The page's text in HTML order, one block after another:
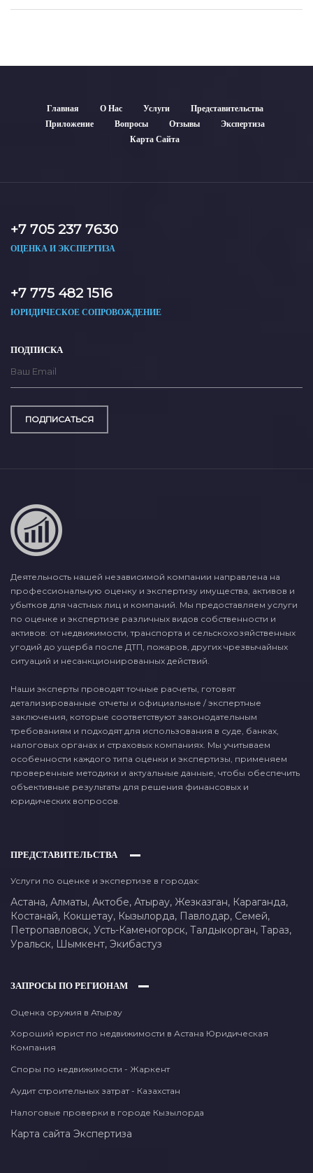
Главная О Нас Услуги
Представительства
Приложение
Вопросы Отзывы
Экспертиза
Карта Сайта
+7 705 237 7630
ОЦЕНКА И ЭКСПЕРТИЗА
+7 775 482 1516
ЮРИДИЧЕСКОЕ СОПРОВОЖДЕНИЕ
ПОДПИСКА
ПОДПИСАТЬСЯ
Деятельность нашей независимой компании направлена на
профессиональную оценку и экспертизу имущества, активов и
убытков для частных лиц и компаний. Мы предоставляем услуги
по оценке и экспертизе различных видов собственности и
активов: от недвижимости, транспорта и сельскохозяйственных
угодий до ущерба после ДТП, пожаров, других чрезвычайных
ситуаций и несанкционированных действий.
Наши эксперты проводят точные расчеты, готовят
детализированные отчеты и официальные / экспертные
заключения, которые соответствуют законодательным
требованиям и подходят для использования в суде, банках,
налоговых органах и страховых компаниях. Мы учитываем
особенности каждого типа оценки и экспертизы, применяем
проверенные методики и актуальные данные, чтобы обеспечить
объективные результаты для решения финансовых и
юридических вопросов.
ПРЕДСТАВИТЕЛЬСТВА
Услуги по оценке и экспертизе в городах:
Астана, Алматы, Актобе, Атырау, Жезказган, Караганда,
Костанай, Кокшетау, Кызылорда, Павлодар, Семей,
Петропавловск, Усть-Каменогорск, Талдыкорган, Тараз,
Уральск, Шымкент, Экибастуз
ЗАПРОСЫ ПО РЕГИОНАМ
Оценка оружия в Атырау
Хороший юрист по недвижимости в Астана Юридическая
Компания
Споры по недвижимости - Жаркент
Аудит строительных затрат - Казахстан
Налоговые проверки в городе Кызылорда
Карта сайта Экспертиза